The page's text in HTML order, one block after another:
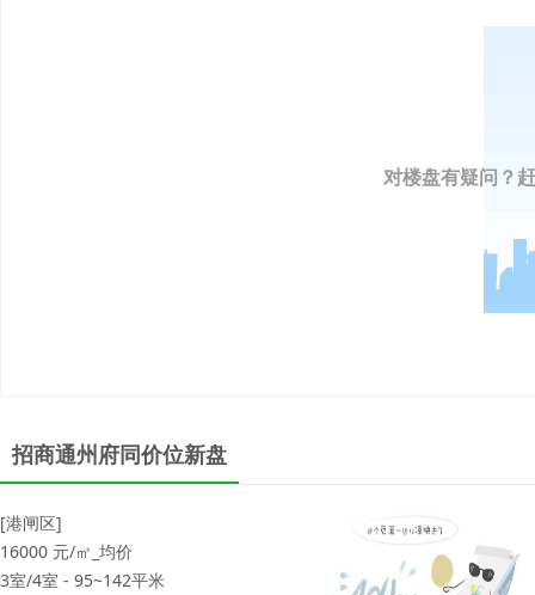
对楼盘有疑问？
招商通州府同价位新盘
[港闸区]
16000 元/㎡_均价
3室/4室 - 95~142平米